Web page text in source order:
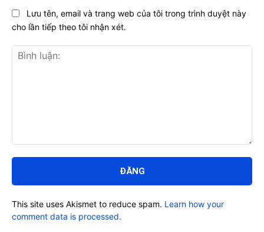
luận:
Lưu tên, email và trang web của tôi trong trình duyệt này
cho lần tiếp theo tôi nhận xét.
This site uses Akismet to reduce spam. Learn how your
comment data is processed.